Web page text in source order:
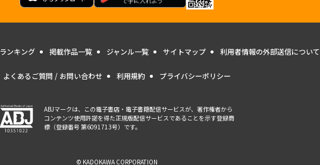
ランキング 掲載作品一覧 ジャンル一覧 サイトマップ 利用者情報の外部送信について
よくあるご質問 / お問い合わせ 利用規約 プライバシーポリシー
ABJマークは、この電子書店・電子書籍配信サービスが、著作権者から
コンテンツ使用許諾を得た正規版配信サービスであることを示す登録商
標（登録番号 第6091713号）です。
© KADOKAWA CORPORATION